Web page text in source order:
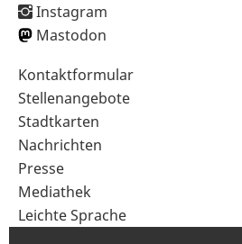
Instagram
Mastodon
Sekundärnavigation
im
Fußbereich
Kontaktformular
Stellenangebote
Stadtkarten
Nachrichten
Presse
Mediathek
Leichte Sprache